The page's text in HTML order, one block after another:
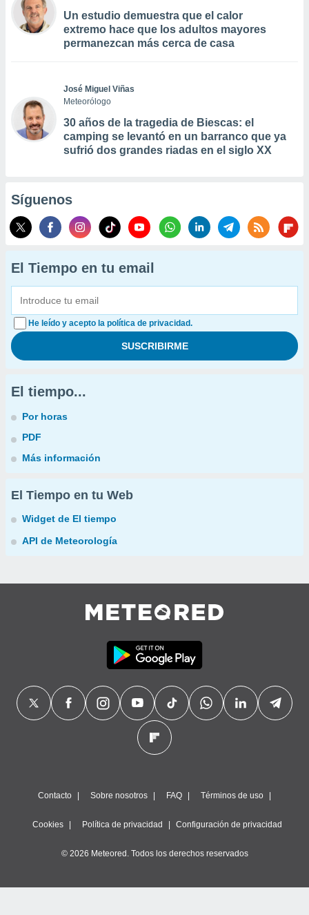
Un estudio demuestra que el calor
extremo hace que los adultos mayores
permanezcan más cerca de casa
José Miguel Viñas
Meteorólogo
30 años de la tragedia de Biescas: el
camping se levantó en un barranco que ya
sufrió dos grandes riadas en el siglo XX
Síguenos
El Tiempo en tu email
He leído y acepto la política de privacidad.
El tiempo...
Por horas
PDF
Más información
El Tiempo en tu Web
Widget de El tiempo
API de Meteorología
Contacto Sobre nosotros FAQ Términos de uso
Cookies Política de privacidad Configuración de privacidad
© 2026 Meteored. Todos los derechos reservados